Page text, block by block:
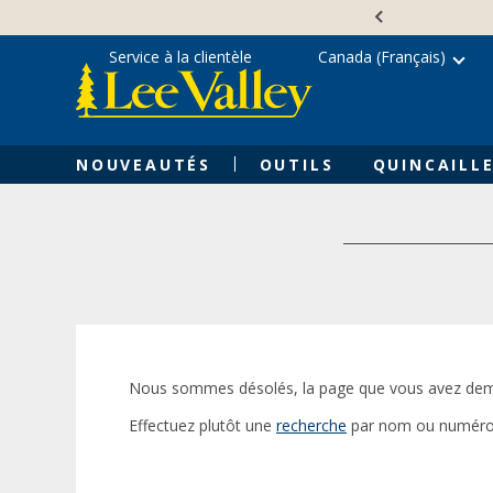
content
NOUVEAUTÉS OUTILS
Service à la clientèle Canada (Français)
Nous sommes désolés, la page que vous avez
Effectuez plutôt une recherche par nom ou